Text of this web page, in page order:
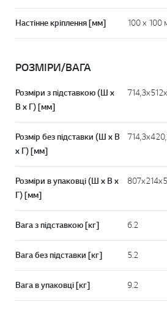
Настінне кріплення [мм] 100 х 100
РОЗМІРИ/ВАГА
Розміри з підставкою (Ш x
В x Г) [мм]
Розмір без підставки (Ш x В
x Г) [мм]
Розміри в упаковці (Ш x В x
Г) [мм]
Вага з підставкою [кг] 6.2
Вага без підставки [кг] 5.2
Вага в упаковці [кг] 9.2